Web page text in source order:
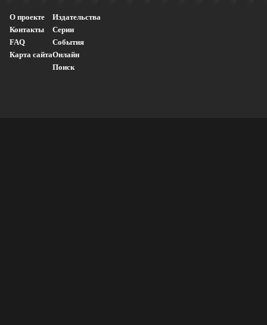
О проекте
Контакты
FAQ
Карта сайта
Издательства
Серии
События
Онлайн
Поиск